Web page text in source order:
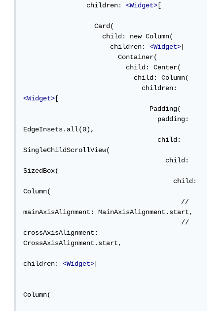
                children:
<Widget> [
                  Card(
                    child: new Column(
                      children:
<Widget> [
                        Container(
                          child: Center(
                            child: Column(
<Widget> [
                                Padding(
                                  padding:
EdgeInsets.all(0),
                                  child:
SingleChildScrollView(
                                    child:
SizedBox(
                                      child:
Column(
                                        //
mainAxisAlignment: MainAxisAlignment.start,
                                        //
crossAxisAlignment:
CrossAxisAlignment.start,
children: <Widget> [
Column(